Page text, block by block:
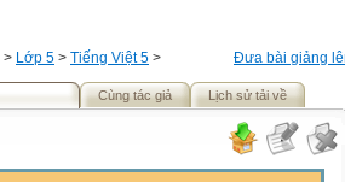
Đưa bài giảng
> Lớp 5 > Tiếng Việt 5 >
Cùng tác giả Lịch sử tải về